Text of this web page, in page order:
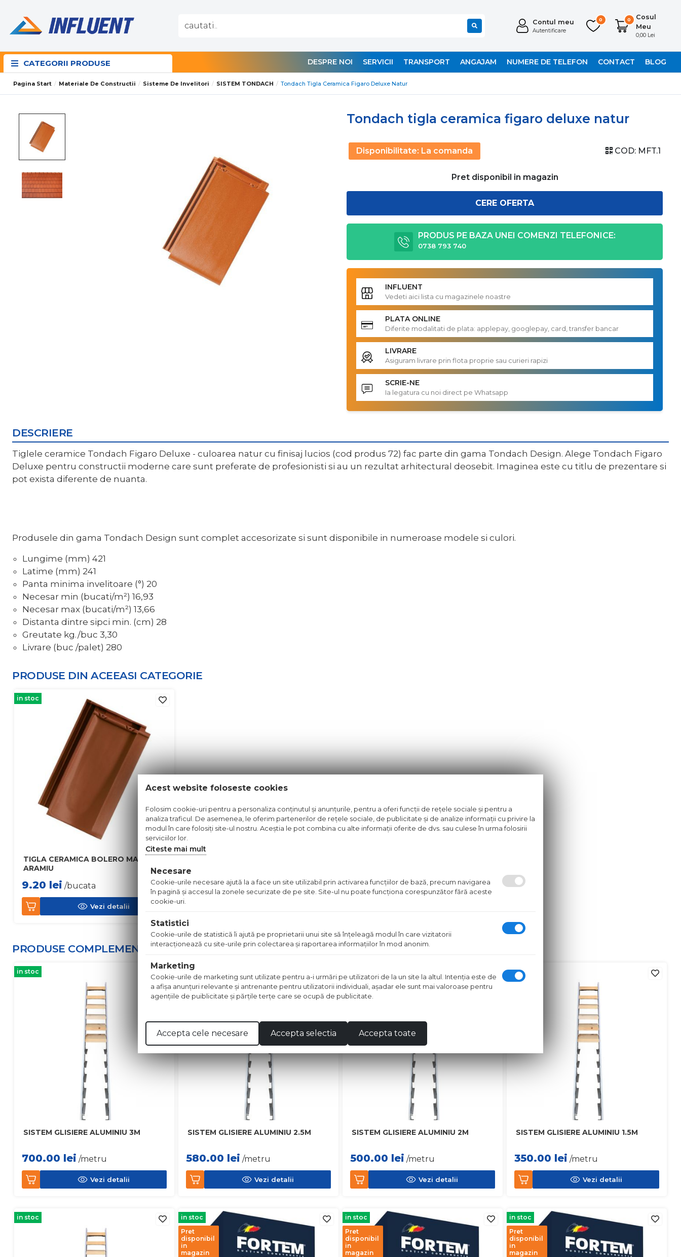
Contul meu
Autentificare
0 0
Cosul
Meu
0,00 Lei
CATEGORII PRODUSE DESPRE NOI SERVICII TRANSPORT ANGAJAM NUMERE DE TELEFON CONTACT BLOG
Pagina Start Materiale De Constructii Sisteme De Invelitori SISTEM TONDACH Tondach Tigla Ceramica Figaro Deluxe Natur
Tondach tigla ceramica figaro deluxe natur
Disponibilitate: La comanda COD: MFT.1
Pret disponibil in magazin
CERE OFERTA
PRODUS PE BAZA UNEI COMENZI TELEFONICE:
0738 793 740
INFLUENT
Vedeti aici lista cu magazinele noastre
PLATA ONLINE
Diferite modalitati de plata: applepay, googlepay, card, transfer bancar
LIVRARE
Asiguram livrare prin flota proprie sau curieri rapizi
SCRIE-NE
Ia legatura cu noi direct pe Whatsapp
DESCRIERE
Tiglele ceramice Tondach Figaro Deluxe - culoarea natur cu finisaj lucios (cod produs 72) fac parte din gama Tondach Design. Alege Tondach Figaro
Deluxe pentru constructii moderne care sunt preferate de profesionisti si au un rezultat arhitectural deosebit. Imaginea este cu titlu de prezentare si
pot exista diferente de nuanta.
Produsele din gama Tondach Design sunt complet accesorizate si sunt disponibile in numeroase modele si culori.
Lungime (mm) 421
Latime (mm) 241
Panta minima invelitoare (°) 20
Necesar min (bucati/m²) 16,93
Necesar max (bucati/m²) 13,66
Distanta dintre sipci min. (cm) 28
Greutate kg./buc 3,30
Livrare (buc /palet) 280
PRODUSE DIN ACEEASI CATEGORIE
in stoc
TIGLA CERAMICA BOLERO MARO
ARAMIU
9.20 lei /bucata
Vezi detalii
PRODUSE COMPLEMENTARE
in stoc
SISTEM GLISIERE ALUMINIU 3M
700.00 lei /metru
Vezi detalii
in stoc
SISTEM GLISIERE ALUMINIU 2.5M
580.00 lei /metru
Vezi detalii
SISTEM GLISIERE ALUMINIU 2M
500.00 lei /metru
Vezi detalii
in stoc
SISTEM GLISIERE ALUMINIU 1.5M
350.00 lei /metru
Vezi detalii
in stoc
in stoc
Pret
disponibil
in
magazin
in stoc
Pret
disponibil
in
magazin
in stoc
Pret
disponibil
in
magazin
Acest website foloseste cookies
Folosim cookie-uri pentru a personaliza conținutul și anunțurile, pentru a oferi funcții de rețele sociale și pentru a
analiza traficul. De asemenea, le oferim partenerilor de rețele sociale, de publicitate și de analize informații cu privire la
modul în care folosiți site-ul nostru. Aceștia le pot combina cu alte informații oferite de dvs. sau culese în urma folosirii
serviciilor lor.
Citeste mai mult
Necesare
Cookie-urile necesare ajută la a face un site utilizabil prin activarea funcţiilor de bază, precum navigarea
în pagină şi accesul la zonele securizate de pe site. Site-ul nu poate funcţiona corespunzător fără aceste
cookie-uri.
Statistici
Cookie-urile de statistică îi ajută pe proprietarii unui site să înţeleagă modul în care vizitatorii
interacţionează cu site-urile prin colectarea şi raportarea informaţiilor în mod anonim.
Marketing
Cookie-urile de marketing sunt utilizate pentru a-i urmări pe utilizatori de la un site la altul. Intenţia este de
a afişa anunţuri relevante şi antrenante pentru utilizatorii individuali, aşadar ele sunt mai valoroase pentru
agenţiile de puiblicitate şi părţile terţe care se ocupă de publicitate.
Accepta cele necesare Accepta selectia Accepta toate